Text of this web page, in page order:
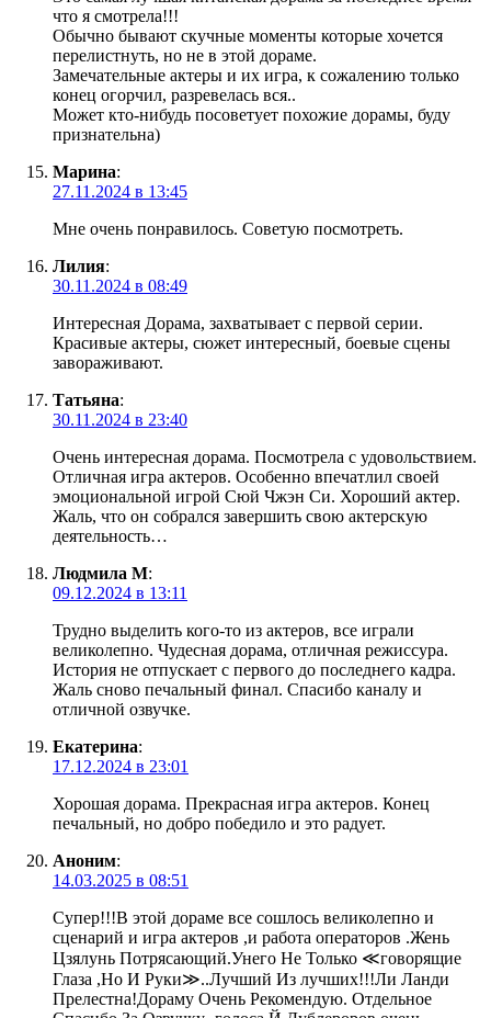
что я смотрела!!!
Обычно бывают скучные моменты которые хочется
перелистнуть, но не в этой дораме.
Замечательные актеры и их игра, к сожалению только
конец огорчил, разревелась вся..
Может кто-нибудь посоветует похожие дорамы, буду
признательна)
Марина:
27.11.2024 в 13:45
Мне очень понравилось. Советую посмотреть.
Лилия:
30.11.2024 в 08:49
Интересная Дорама, захватывает с первой серии.
Красивые актеры, сюжет интересный, боевые сцены
завораживают.
Татьяна:
30.11.2024 в 23:40
Очень интересная дорама. Посмотрела с удовольствием.
Отличная игра актеров. Особенно впечатлил своей
эмоциональной игрой Сюй Чжэн Си. Хороший актер.
Жаль, что он собрался завершить свою актерскую
деятельность…
Людмила М:
09.12.2024 в 13:11
Трудно выделить кого-то из актеров, все играли
великолепно. Чудесная дорама, отличная режиссура.
История не отпускает с первого до последнего кадра.
Жаль сново печальный финал. Спасибо каналу и
отличной озвучке.
Екатерина:
17.12.2024 в 23:01
Хорошая дорама. Прекрасная игра актеров. Конец
печальный, но добро победило и это радует.
Аноним:
14.03.2025 в 08:51
Супер!!!В этой дораме все сошлось великолепно и
сценарий и игра актеров ,и работа операторов .Жень
Цзялунь Потрясающий.Унего Не Только ≪говорящие
Глаза ,Но И Руки≫..Лучший Из лучших!!!Ли Ланди
Прелестна!Дораму Очень Рекомендую. Отдельное